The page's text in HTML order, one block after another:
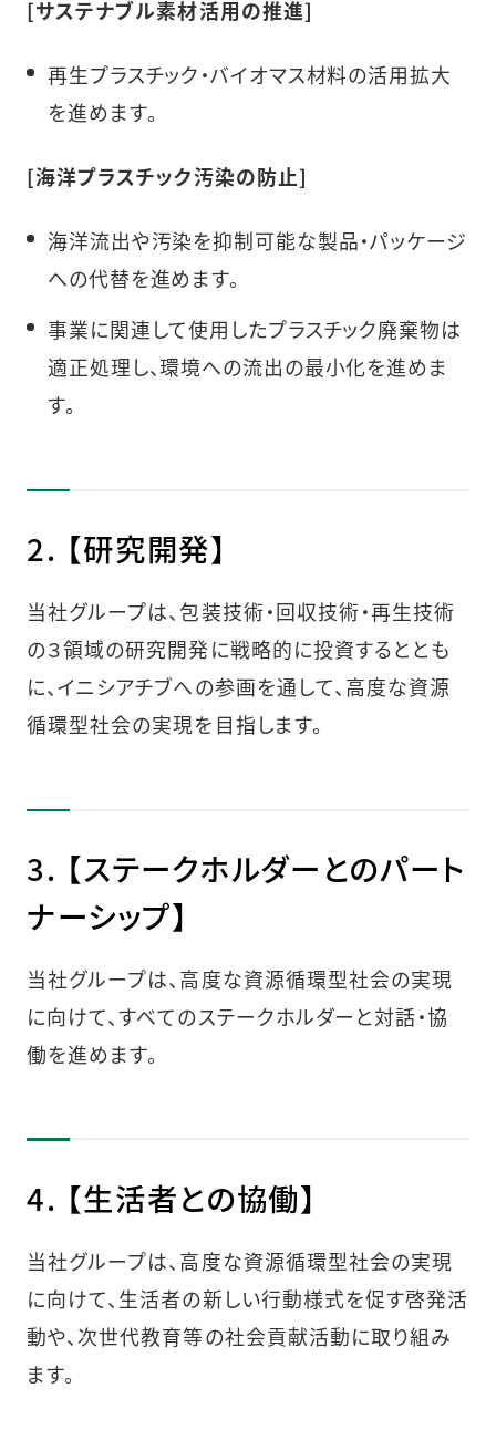
[サステナブル素材活用の推進]
再生プラスチック・バイオマス材料の活用拡大
を進めます。
[海洋プラスチック汚染の防止]
海洋流出や汚染を抑制可能な製品・パッケージ
への代替を進めます。
事業に関連して使用したプラスチック廃棄物は
適正処理し、環境への流出の最小化を進めま
す。
2. 【研究開発】
当社グループは、包装技術・回収技術・再生技術
の３領域の研究開発に戦略的に投資するととも
に、イニシアチブへの参画を通して、高度な資源
循環型社会の実現を目指します。
3. 【ステークホルダーとのパート
ナーシップ】
当社グループは、高度な資源循環型社会の実現
に向けて、すべてのステークホルダーと対話・協
働を進めます。
4. 【生活者との協働】
当社グループは、高度な資源循環型社会の実現
に向けて、生活者の新しい行動様式を促す啓発活
動や、次世代教育等の社会貢献活動に取り組み
ます。